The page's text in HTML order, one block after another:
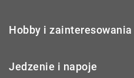
Hobby i zainteresowania
Jedzenie i napoje